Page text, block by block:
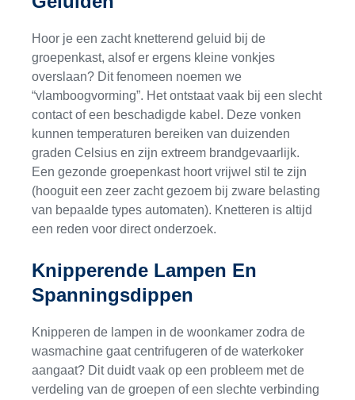
Hoor je een zacht knetterend geluid bij de
groepenkast, alsof er ergens kleine vonkjes
overslaan? Dit fenomeen noemen we
“vlamboogvorming”. Het ontstaat vaak bij een slecht
contact of een beschadigde kabel. Deze vonken
kunnen temperaturen bereiken van duizenden
graden Celsius en zijn extreem brandgevaarlijk.
Een gezonde groepenkast hoort vrijwel stil te zijn
(hooguit een zeer zacht gezoem bij zware belasting
van bepaalde types automaten). Knetteren is altijd
een reden voor direct onderzoek.
Knipperende Lampen En
Spanningsdippen
Knipperen de lampen in de woonkamer zodra de
wasmachine gaat centrifugeren of de waterkoker
aangaat? Dit duidt vaak op een probleem met de
verdeling van de groepen of een slechte verbinding